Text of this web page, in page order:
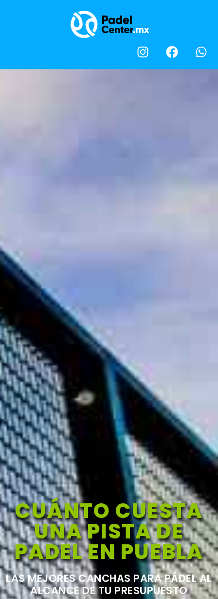
CUÁNTO CUESTA
UNA PISTA DE
PADEL EN PUEBLA
LAS MEJORES CANCHAS PARA PÁDEL AL
ALCANCE DE TU PRESUPUESTO